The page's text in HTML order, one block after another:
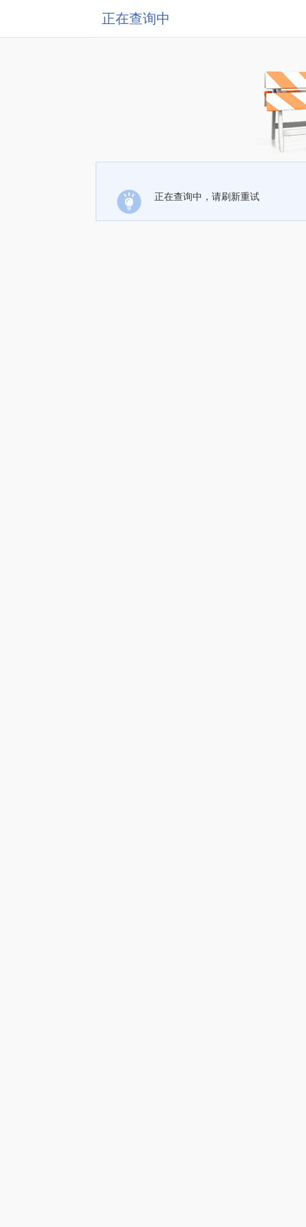
正在查询中
正在查询中，请刷新重试